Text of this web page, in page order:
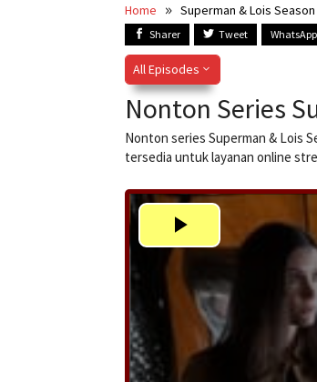
Home Superman & Lois
Sharer Tweet WhatsApp
All Episodes
Nonton Series
Nonton series Superman & Lois
tersedia untuk layanan online
Play
Video